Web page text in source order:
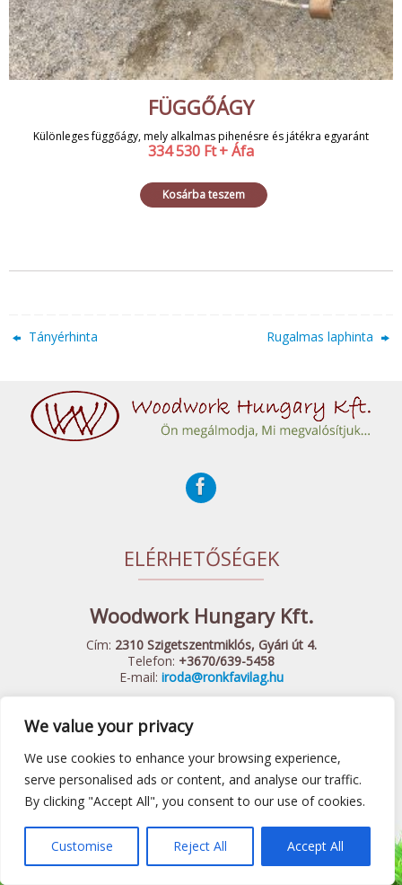
We value your privacy
We use cookies to enhance your browsing experience,
serve personalised ads or content, and analyse our traffic.
By clicking "Accept All", you consent to our use of cookies.
Customise Reject All Accept All
FÜGGŐÁGY
Különleges függőágy, mely alkalmas pihenésre és játékra egyaránt
334 530 Ft+ Áfa
Kosárba teszem
Tányérhinta Rugalmas laphinta
ELÉRHETŐSÉGEK
Woodwork Hungary Kft.
Cím: 2310 Szigetszentmiklós, Gyári út 4.
Telefon: +3670/639-5458
E-mail: iroda@ronkfavilag.hu
© 2015 Woodwork Hungary Kft. - Minden Jog Fenntartva
Játszótéri eszközök|Előtető|Fa hintaágy| Felnőtt játszótér
ÁSZF